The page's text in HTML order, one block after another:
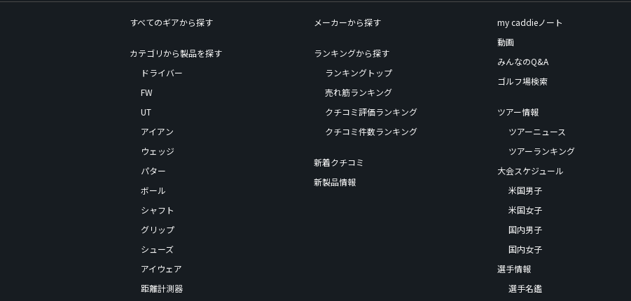
すべてのギアから探す
カテゴリから製品を探す
ドライバー
FW
UT
アイアン
ウェッジ
パター
ボール
シャフト
グリップ
シューズ
アイウェア
距離計測器
メーカーから探す
ランキングから探す
ランキングトップ
売れ筋ランキング
クチコミ評価ランキング
クチコミ件数ランキング
新着クチコミ
新製品情報
my caddieノート
動画
みんなのQ&A
ゴルフ場検索
ツアー情報
ツアーニュース
ツアーランキング
大会スケジュール
米国男子
米国女子
国内男子
国内女子
選手情報
選手名鑑